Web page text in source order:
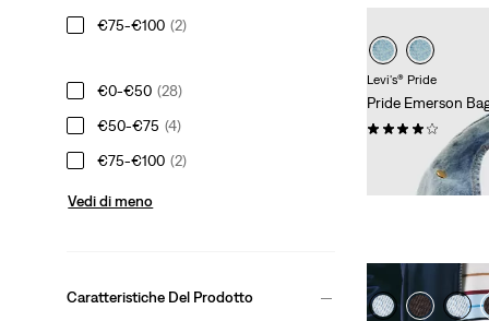
€75-€100 (2)
€0-€50 (28)
€50-€75 (4)
€75-€100 (2)
Vedi di meno
Caratteristiche Del Prodotto
Levi's® Pride
Pride Emerson
Original
Price
was
€ 65,00